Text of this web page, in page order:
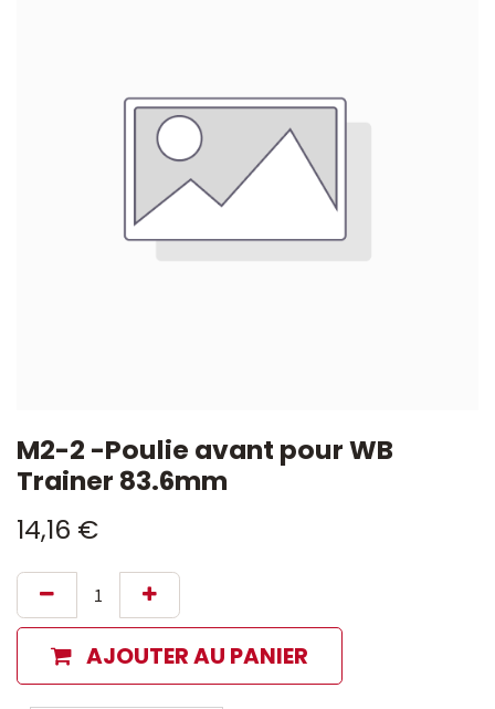
M2-2 -Poulie avant pour WB
Trainer 83.6mm
14,16 €
AJOUTER AU PANIER